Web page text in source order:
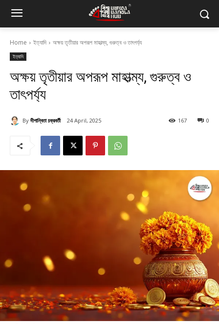
Home ইত্যাদি অক্ষয় তৃতীয়ার অপরূপ মাহাত্ম্য, গুরুত্ব ও তাৎপর্য্য
ইত্যাদি
অক্ষয় তৃতীয়ার অপরূপ মাহাত্ম্য, গুরুত্ব ও
তাৎপর্য্য
By দীপান্বিতা চক্রবর্তী 24 April, 2025 0
167